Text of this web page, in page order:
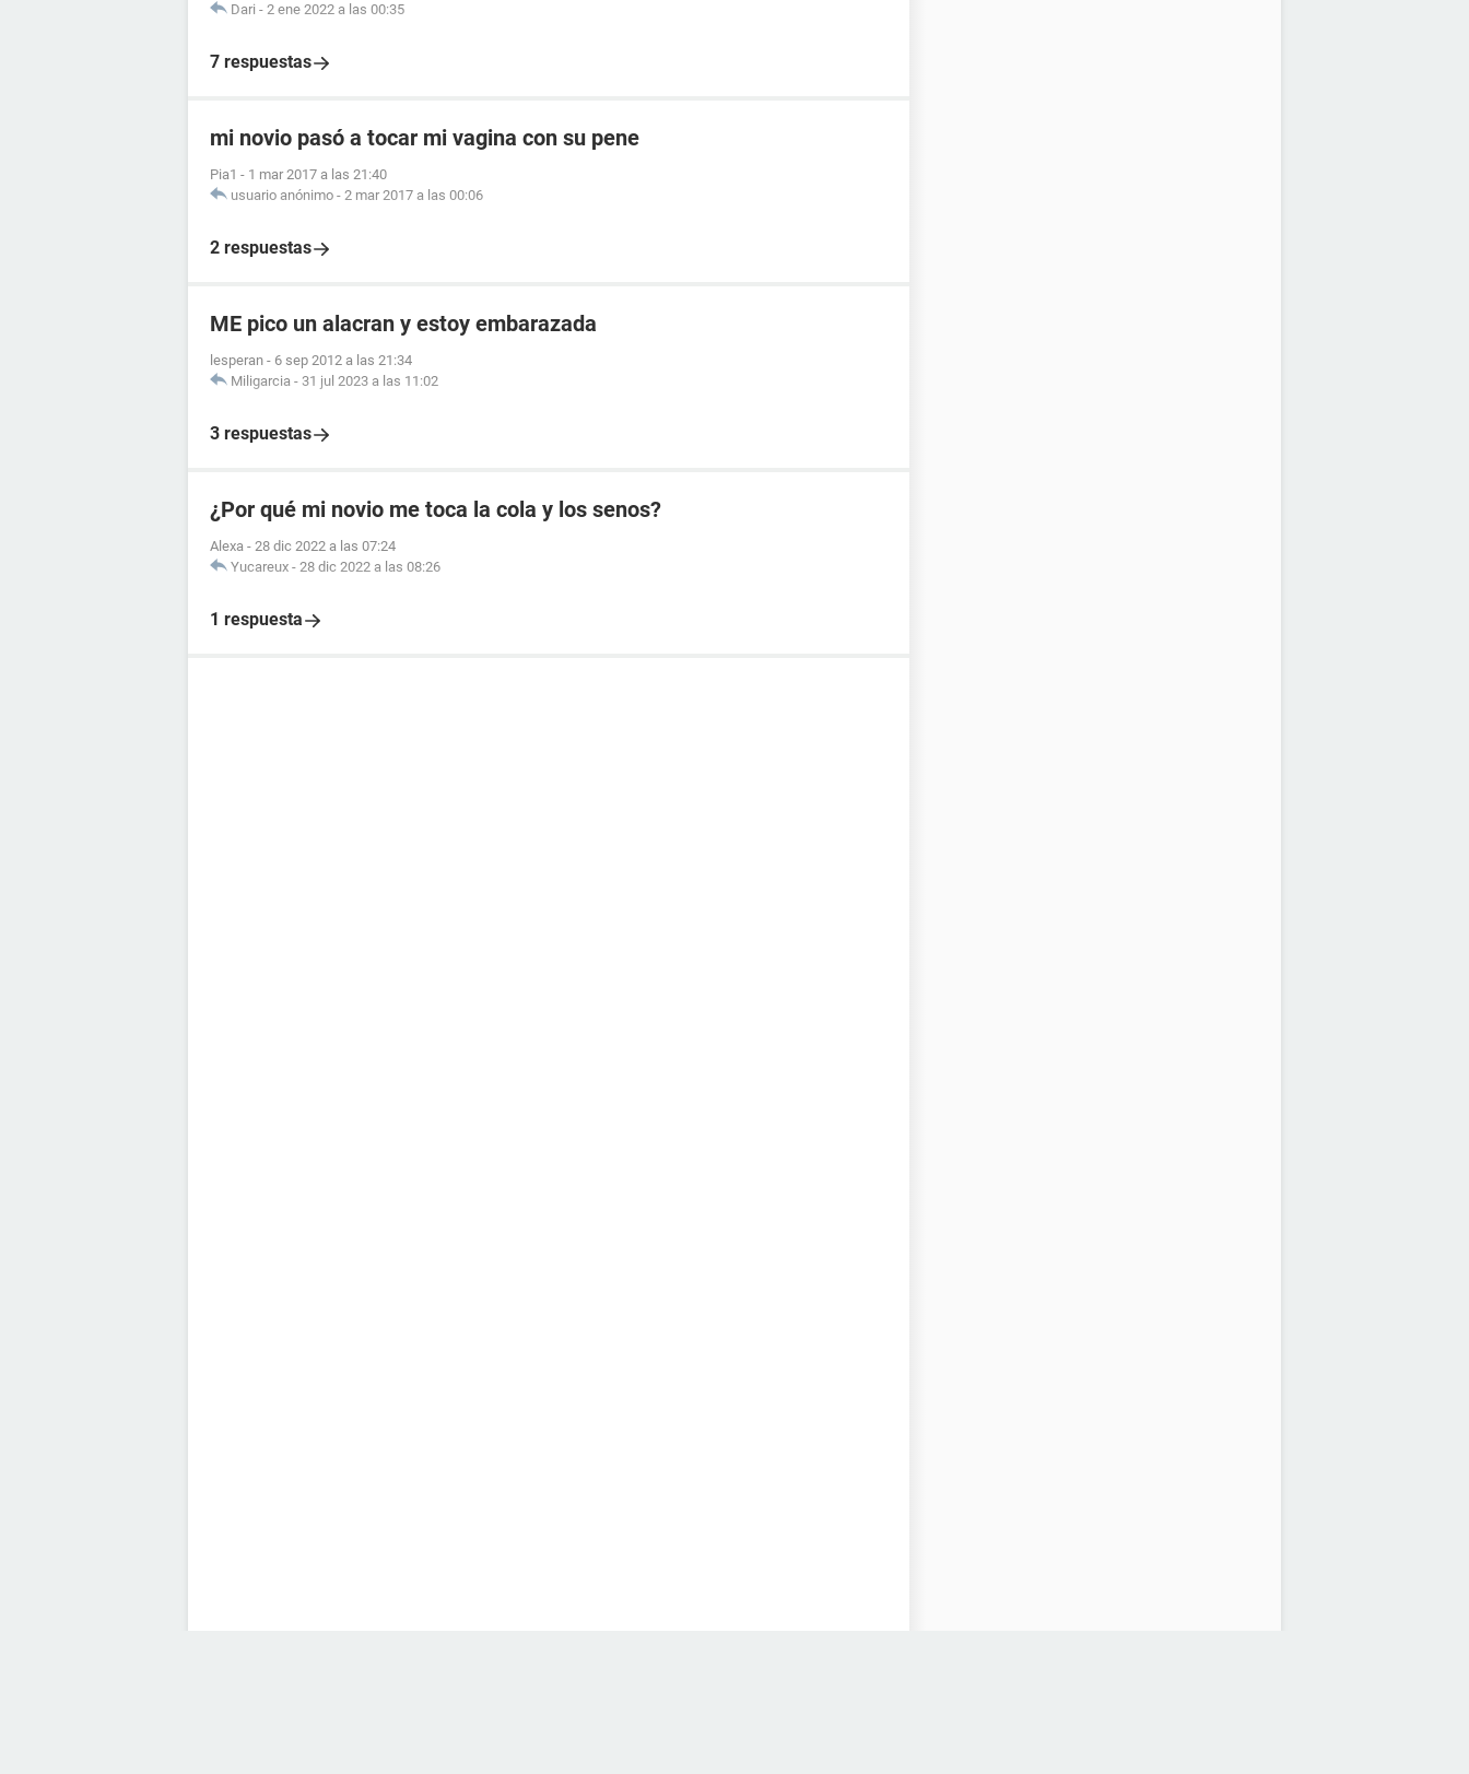
Dari - 2 ene 2022 a las 00:35
7 respuestas
mi novio pasó a tocar mi vagina con su pene
Pia1 - 1 mar 2017 a las 21:40
usuario anónimo - 2 mar 2017 a las 00:06
2 respuestas
ME pico un alacran y estoy embarazada
lesperan - 6 sep 2012 a las 21:34
Miligarcia - 31 jul 2023 a las 11:02
3 respuestas
¿Por qué mi novio me toca la cola y los senos?
Alexa - 28 dic 2022 a las 07:24
Yucareux - 28 dic 2022 a las 08:26
1 respuesta